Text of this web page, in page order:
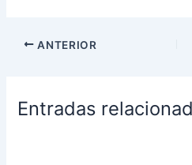
ANTERIOR
Entradas